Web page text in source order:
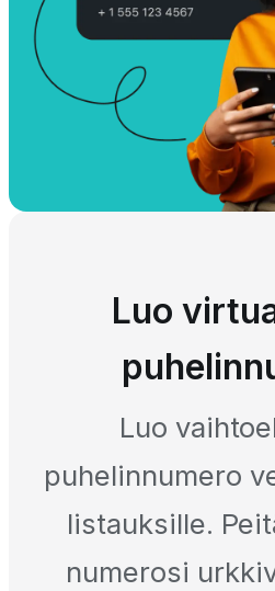
Luo
Luo
puhelinnumero
listauksille.
numerosi